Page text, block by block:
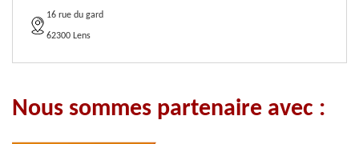
16 rue du gard
62300 Lens
Nous sommes partenaire avec :